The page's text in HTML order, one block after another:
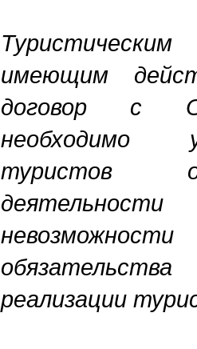
имеющим
договор с
необходимо
туристов о
реализации